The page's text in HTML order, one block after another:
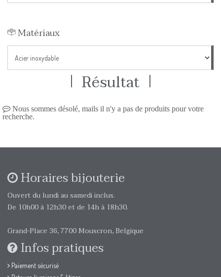
Matériaux
Résultat
Nous sommes désolé, mails il n'y a pas de produits pour votre
recherche.
Horaires bijouterie
Ouvert du lundi au samedi inclus.
De 10h00 à 12h30 et de 14h à 18h30.
Grand-Place 36, 7700 Mouscron, Belgique
Infos pratiques
Paiement sécurisé